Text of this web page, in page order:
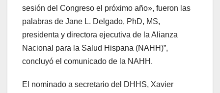
sesión del Congreso el próximo año», fueron las
palabras de Jane L. Delgado, PhD, MS,
presidenta y directora ejecutiva de la Alianza
Nacional para la Salud Hispana (NAHH)”,
concluyó el comunicado de la NAHH.
El nominado a secretario del DHHS, Xavier